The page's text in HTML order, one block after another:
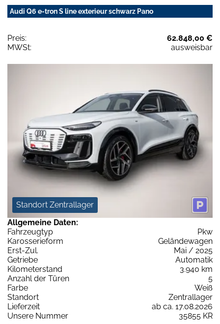
Audi Q6 e-tron S line exterieur schwarz Pano
Preis:
62.848,00 €
MWSt:
ausweisbar
Standort Zentrallager
Allgemeine Daten:
Fahrzeugtyp
Pkw
Karosserieform
Geländewagen
Erst-Zul.
Mai / 2025
Getriebe
Automatik
Kilometerstand
3.940 km
Anzahl der Türen
5
Farbe
Weiß
Standort
Zentrallager
Lieferzeit
ab ca. 17.08.2026
Unsere Nummer
35855 KR